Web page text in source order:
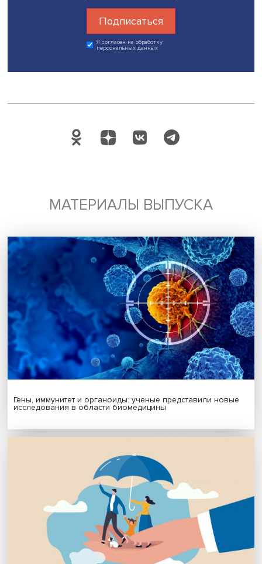
Виктора Шкловского, о Надежде Мандельштам.
Работа конференции продолжилась в пяти секциях. В
приняли участие 23 исследователя из НИУ ВШЭ, Музея
мировой литературы имени А.М. Горького РАН,
Фото: Высшая школа экономики
Музыкальная программа чтений включала исполнение
«Неаполитанских песенок» в переводе Осипа
и песен на стихи Осипа Мандельштама в исполнении
Дата публикации: 13.11.2024
Автор:Павел Аптекарь
литературоведение Надежда
Поделиться